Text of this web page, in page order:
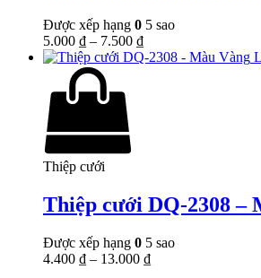
Được xếp hạng 0 5 sao
5.000 ₫ – 7.500 ₫
Thiệp cưới
Thiệp cưới DQ-2308 –
Được xếp hạng 0 5 sao
4.400 ₫ – 13.000 ₫